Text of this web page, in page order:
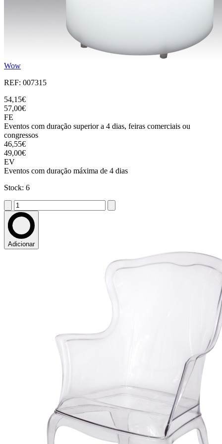
Wow
REF: 007315
54,15€
57,00€
FE
Eventos com duração superior a 4 dias, feiras comerciais ou
congressos
46,55€
49,00€
EV
Eventos com duração máxima de 4 dias
Stock: 6
Adicionar